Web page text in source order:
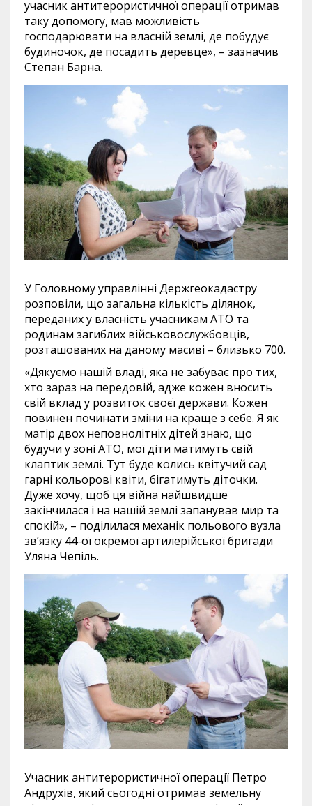
учасник антитерористичної операції отримав
таку допомогу, мав можливість
господарювати на власній землі, де побудує
будиночок, де посадить деревце», – зазначив
Степан Барна.
У Головному управлінні Держгеокадастру
розповіли, що загальна кількість ділянок,
переданих у власність учасникам АТО та
родинам загиблих військовослужбовців,
розташованих на даному масиві – близько 700.
«Дякуємо нашій владі, яка не забуває про тих,
хто зараз на передовій, адже кожен вносить
свій вклад у розвиток своєї держави. Кожен
повинен починати зміни на краще з себе. Я як
матір двох неповнолітніх дітей знаю, що
будучи у зоні АТО, мої діти матимуть свій
клаптик землі. Тут буде колись квітучий сад
гарні кольорові квіти, бігатимуть діточки.
Дуже хочу, щоб ця війна найшвидше
закінчилася і на нашій землі запанував мир та
спокій», – поділилася механік польового вузла
зв’язку 44-ої окремої артилерійської бригади
Уляна Чепіль.
Учасник антитерористичної операції Петро
Андрухів, який сьогодні отримав земельну